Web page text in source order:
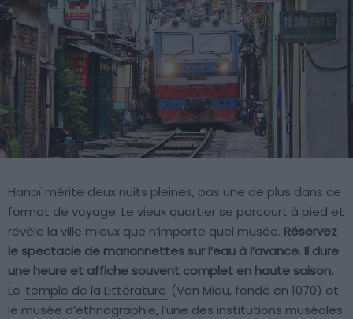
Hanoï mérite deux nuits pleines, pas une de plus dans ce
format de voyage. Le vieux quartier se parcourt à pied et
révèle la ville mieux que n’importe quel musée. Réservez
le spectacle de marionnettes sur l’eau à l’avance. Il dure
une heure et affiche souvent complet en haute saison.
Le temple de la Littérature (Van Mieu, fondé en 1070) et
le musée d’ethnographie, l’une des institutions muséales